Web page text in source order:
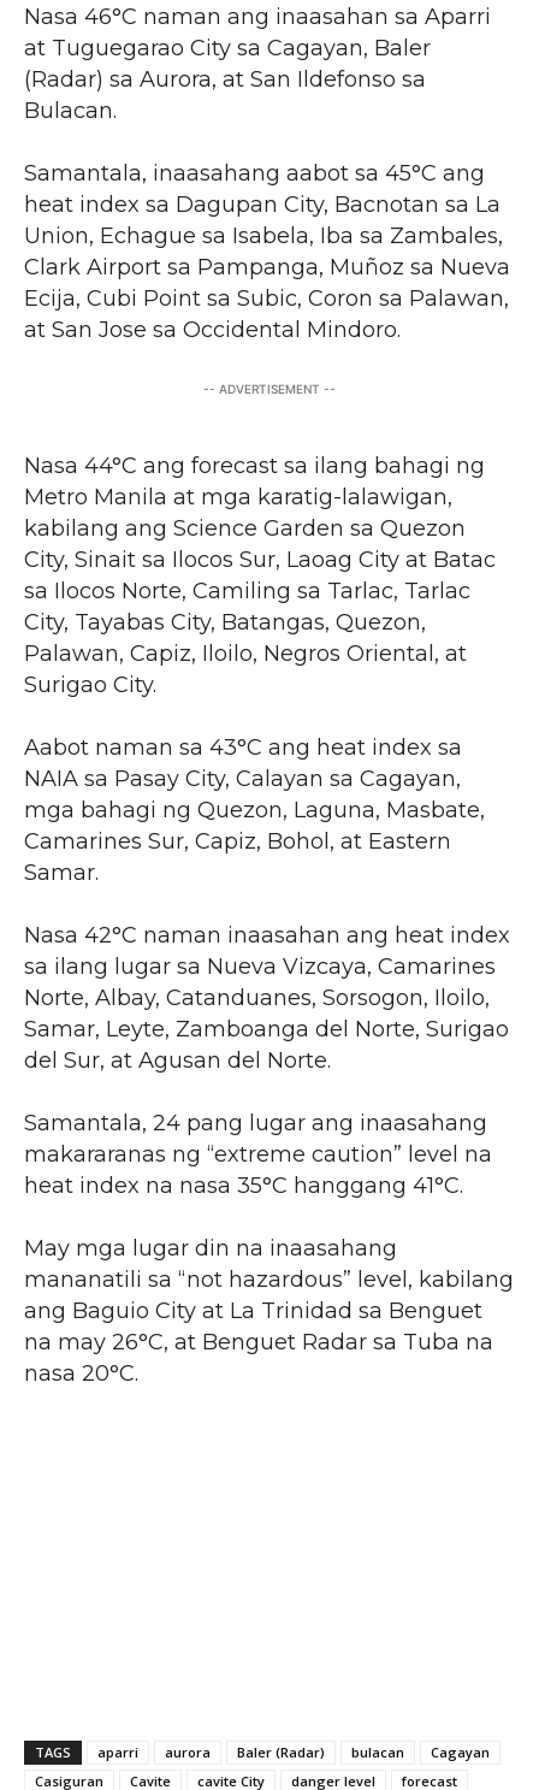
Nasa 46°C naman ang inaasahan sa Aparri
at Tuguegarao City sa Cagayan, Baler
(Radar) sa Aurora, at San Ildefonso sa
Bulacan.
Samantala, inaasahang aabot sa 45°C ang
heat index sa Dagupan City, Bacnotan sa La
Union, Echague sa Isabela, Iba sa Zambales,
Clark Airport sa Pampanga, Muñoz sa Nueva
Ecija, Cubi Point sa Subic, Coron sa Palawan,
at San Jose sa Occidental Mindoro.
-- ADVERTISEMENT --
Nasa 44°C ang forecast sa ilang bahagi ng
Metro Manila at mga karatig-lalawigan,
kabilang ang Science Garden sa Quezon
City, Sinait sa Ilocos Sur, Laoag City at Batac
sa Ilocos Norte, Camiling sa Tarlac, Tarlac
City, Tayabas City, Batangas, Quezon,
Palawan, Capiz, Iloilo, Negros Oriental, at
Surigao City.
Aabot naman sa 43°C ang heat index sa
NAIA sa Pasay City, Calayan sa Cagayan,
mga bahagi ng Quezon, Laguna, Masbate,
Camarines Sur, Capiz, Bohol, at Eastern
Samar.
Nasa 42°C naman inaasahan ang heat index
sa ilang lugar sa Nueva Vizcaya, Camarines
Norte, Albay, Catanduanes, Sorsogon, Iloilo,
Samar, Leyte, Zamboanga del Norte, Surigao
del Sur, at Agusan del Norte.
Samantala, 24 pang lugar ang inaasahang
makararanas ng “extreme caution” level na
heat index na nasa 35°C hanggang 41°C.
May mga lugar din na inaasahang
mananatili sa “not hazardous” level, kabilang
ang Baguio City at La Trinidad sa Benguet
na may 26°C, at Benguet Radar sa Tuba na
nasa 20°C.
TAGS aparri aurora Baler (Radar) bulacan
Cagayan
Casiguran
Cavite cavite City danger level forecast